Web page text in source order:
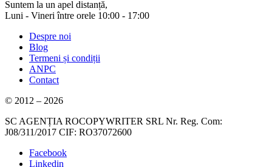
Suntem la un apel distanță,
Luni - Vineri între orele 10:00 - 17:00
Despre noi
Blog
Termeni și condiții
ANPC
Contact
© 2012 – 2026
SC AGENȚIA ROCOPYWRITER SRL Nr. Reg. Com:
J08/311/2017 CIF: RO37072600
Facebook
Linkedin